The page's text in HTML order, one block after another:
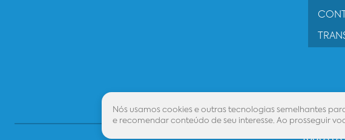
Nós usamos cookies e outras tecnologias semelhantes
e recomendar conteúdo de seu interesse. Ao prosseguir